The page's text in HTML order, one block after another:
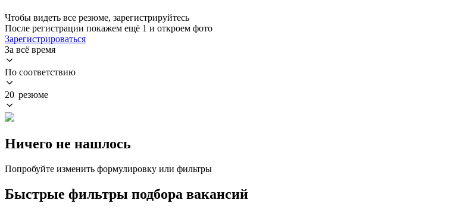
Чтобы видеть все резюме, зарегистрируйтесь
После регистрации покажем ещё 1 и откроем фото
Зарегистрироваться
За всё время
По соответствию
20 резюме
Ничего не нашлось
Попробуйте изменить формулировку или фильтры
Быстрые фильтры подбора вакансий